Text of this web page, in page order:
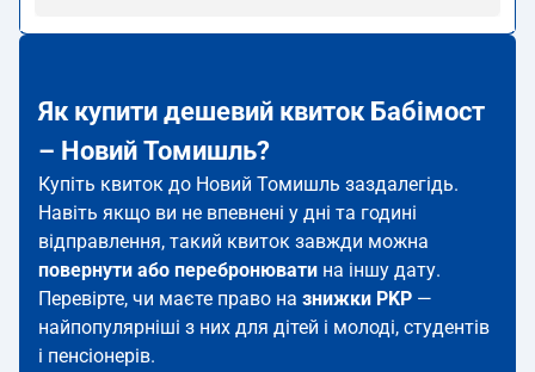
Як купити дешевий квиток Бабімост
– Новий Томишль?
Купіть квиток до Новий Томишль заздалегідь.
Навіть якщо ви не впевнені у дні та годині
відправлення, такий квиток завжди можна
повернути або перебронювати на іншу дату.
Перевірте, чи маєте право на знижки PKP —
найпопулярніші з них для дітей і молоді, студентів
і пенсіонерів.